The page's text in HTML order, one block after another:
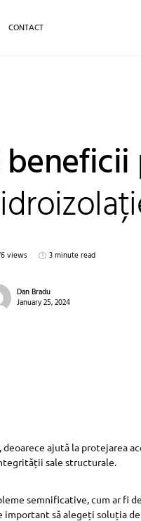
CONTACT
views 3 minute read
Dan Bradu
January 25, 2024
ajută la protejarea
sale structurale.
semnificative, cum ar fi
important să alegeți soluția